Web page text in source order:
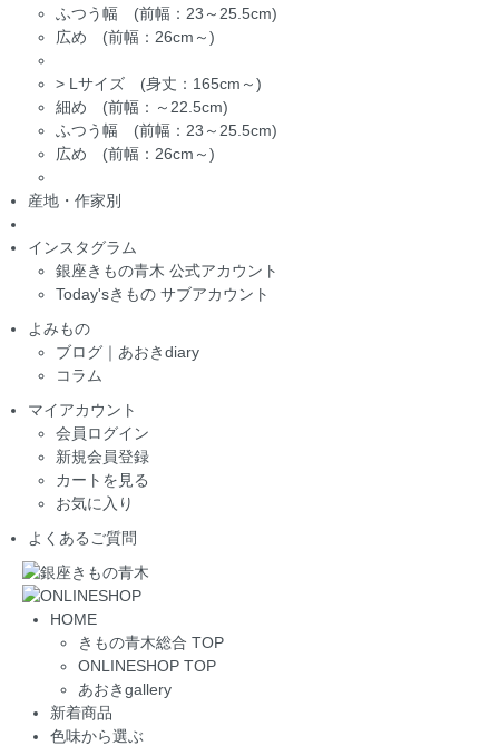
ふつう幅 (前幅：23～25.5cm)
広め (前幅：26cm～)
> Lサイズ (身丈：165cm～)
細め (前幅：～22.5cm)
ふつう幅 (前幅：23～25.5cm)
広め (前幅：26cm～)
産地・作家別
インスタグラム
銀座きもの青木 公式アカウント
Today'sきもの サブアカウント
よみもの
ブログ｜あおきdiary
コラム
マイアカウント
会員ログイン
新規会員登録
カートを見る
お気に入り
よくあるご質問
HOME
きもの青木総合 TOP
ONLINESHOP TOP
あおきgallery
新着商品
色味から選ぶ